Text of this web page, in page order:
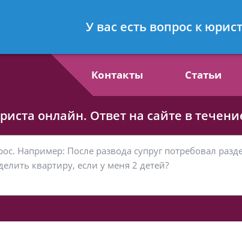
- Семейный юрист, специалист по алиментам
Контакты Статьи
онлайн. Ответ на сайте в
У вас есть вопрос к